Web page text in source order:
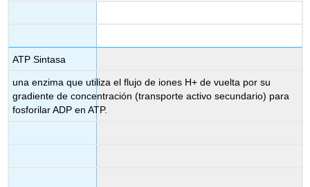
ATP Sintasa
una enzima que utiliza el flujo de iones H+ de vuelta por su
gradiente de concentración (transporte activo secundario) para
fosforilar ADP en ATP.